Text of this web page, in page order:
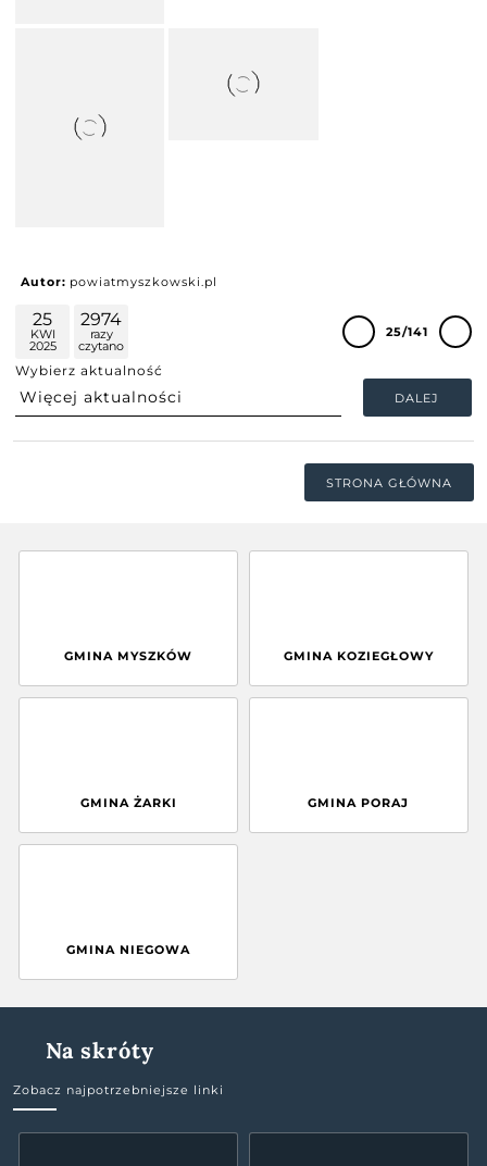
Autor: powiatmyszkowski.pl
25
KWI
2025
2974
razy
czytano
Wybierz aktualność
DALEJ
25/141
STRONA GŁÓWNA
GMINA MYSZKÓW GMINA KOZIEGŁOWY
GMINA ŻARKI GMINA PORAJ
GMINA NIEGOWA
Na skróty
Zobacz najpotrzebniejsze linki